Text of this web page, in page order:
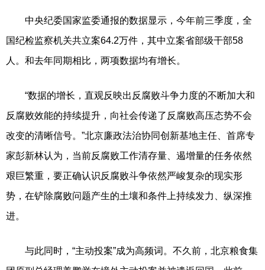
中央纪委国家监委通报的数据显示，今年前三季度，全
国纪检监察机关共立案64.2万件，其中立案省部级干部58
人。和去年同期相比，两项数据均有增长。
“数据的增长，直观反映出反腐败斗争力度的不断加大和
反腐败效能的持续提升，向社会传递了反腐败高压态势不会
改变的清晰信号。”北京廉政法治协同创新基地主任、首席专
家彭新林认为，当前反腐败工作清存量、遏增量的任务依然
艰巨繁重，要正确认识反腐败斗争依然严峻复杂的现实形
势，在铲除腐败问题产生的土壤和条件上持续发力、纵深推
进。
与此同时，“主动投案”成为高频词。不久前，北京粮食集